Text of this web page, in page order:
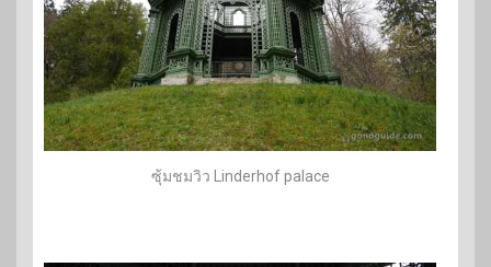
ซุ้มชมวิว Linderhof palace